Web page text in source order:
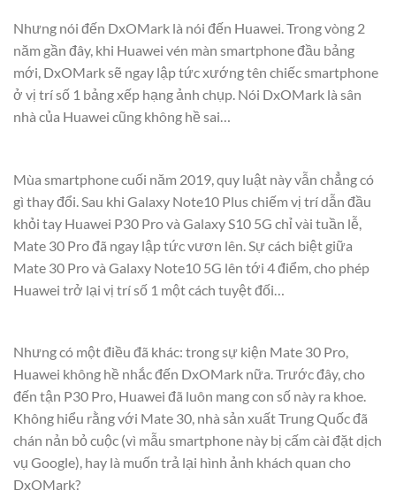
Nhưng nói đến DxOMark là nói đến Huawei. Trong vòng 2
năm gần đây, khi Huawei vén màn smartphone đầu bảng
mới, DxOMark sẽ ngay lập tức xướng tên chiếc smartphone
ở vị trí số 1 bảng xếp hạng ảnh chụp. Nói DxOMark là sân
nhà của Huawei cũng không hề sai…
Mùa smartphone cuối năm 2019, quy luật này vẫn chẳng có
gì thay đổi. Sau khi Galaxy Note10 Plus chiếm vị trí dẫn đầu
khỏi tay Huawei P30 Pro và Galaxy S10 5G chỉ vài tuần lễ,
Mate 30 Pro đã ngay lập tức vươn lên. Sự cách biệt giữa
Mate 30 Pro và Galaxy Note10 5G lên tới 4 điểm, cho phép
Huawei trở lại vị trí số 1 một cách tuyệt đối…
Nhưng có một điều đã khác: trong sự kiện Mate 30 Pro,
Huawei không hề nhắc đến DxOMark nữa. Trước đây, cho
đến tận P30 Pro, Huawei đã luôn mang con số này ra khoe.
Không hiểu rằng với Mate 30, nhà sản xuất Trung Quốc đã
chán nản bỏ cuộc (vì mẫu smartphone này bị cấm cài đặt dịch
vụ Google), hay là muốn trả lại hình ảnh khách quan cho
DxOMark?